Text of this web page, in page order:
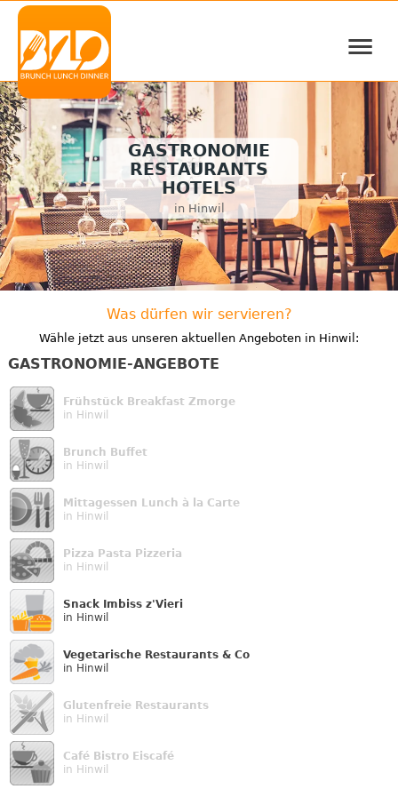
≡
GASTRONOMIE
RESTAURANTS
HOTELS
in Hinwil
Was dürfen wir servieren?
Wähle jetzt aus unseren aktuellen Angeboten in Hinwil:
GASTRONOMIE-ANGEBOTE
Frühstück Breakfast Zmorge
in Hinwil
Brunch Buffet
in Hinwil
Mittagessen Lunch à la Carte
in Hinwil
Pizza Pasta Pizzeria
in Hinwil
Snack Imbiss z'Vieri
in Hinwil
Vegetarische Restaurants & Co
in Hinwil
Glutenfreie Restaurants
in Hinwil
Café Bistro Eiscafé
in Hinwil